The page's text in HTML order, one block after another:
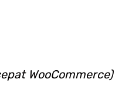
WooCommerce)